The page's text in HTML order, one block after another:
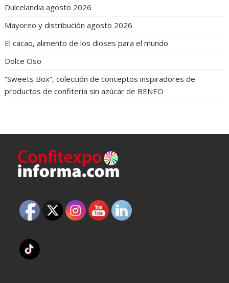
Dulcelandia agosto 2026
Mayoreo y distribución agosto 2026
El cacao, alimento de los dioses para el mundo
Dolce Oso
“Sweets Box”, colección de conceptos inspiradores de
productos de confitería sin azúcar de BENEO